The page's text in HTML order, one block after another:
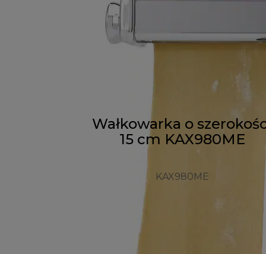
Wałkowarka o
15 cm KAX980ME
KAX980ME